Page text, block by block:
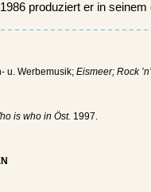
produziert er in seinem
u. Werbemusik; Eismeer; Rock
is who in Öst. 1997.